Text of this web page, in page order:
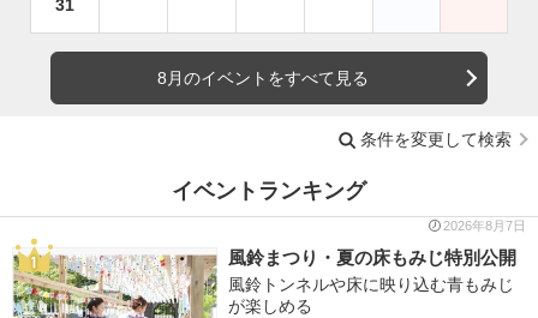
31
8月のイベントをすべて見る
条件を変更して検索
イベントランキング
2026年8月7日
風鈴まつり・夏の床もみじ特別公開
風鈴トンネルや床に映り込む青もみじ
が楽しめる